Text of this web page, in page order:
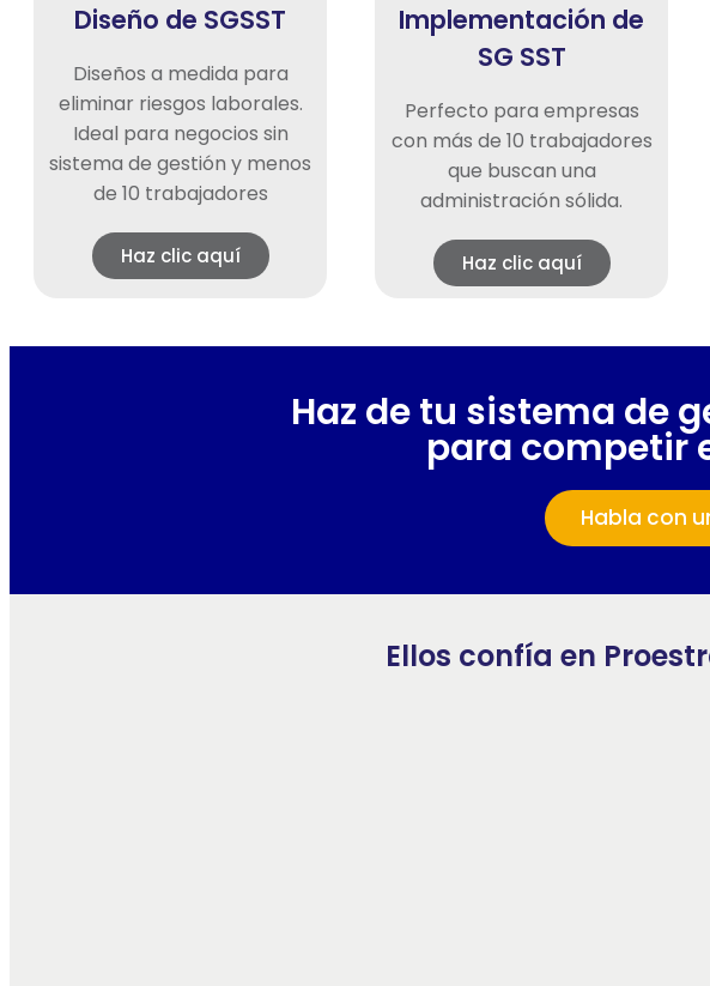
Diseño de SGSST
Diseños a medida para
eliminar riesgos laborales.
Ideal para negocios sin
sistema de gestión y menos
de 10 trabajadores
Haz clic aquí
Implementación de
SG SST
Perfecto para empresas
con más de 10 trabajadores
que buscan una
administración sólida.
Haz clic aquí
Haz de tu sistema de
para competir
Habla con
Ellos confía en